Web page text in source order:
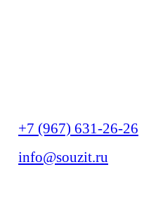
+7 (967) 631-26-26
info@souzit.ru